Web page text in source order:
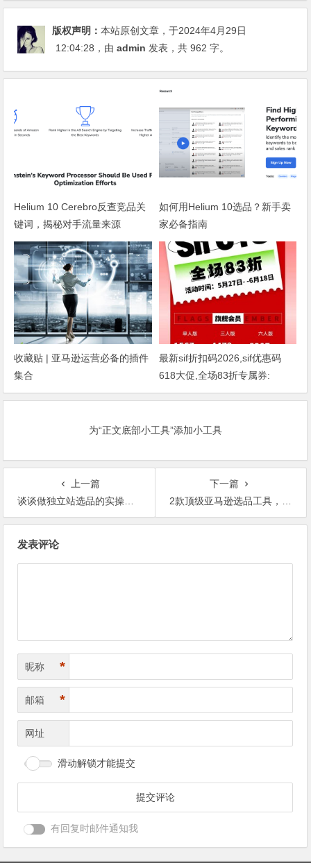
版权声明：本站原创文章，于2024年4月29日
12:04:28 ，由admin 发表，共 962 字。
Helium 10 Cerebro反查竞品关
键词，揭秘对手流量来源
如何用Helium 10选品？新手卖
家必备指南
收藏贴 | 亚马逊运营必备的插件
集合
最新sif折扣码2026,sif优惠码
618大促,全场83折专属券:
dmj88
为“正文底部小工具”添加小工具
上一篇
谈谈做独立站选品的实操干货
下一篇
2款顶级亚马逊选品工具，千万不要错过了！
发表评论
昵称 *
邮箱 *
网址
滑动解锁才能提交
有回复时邮件通知我